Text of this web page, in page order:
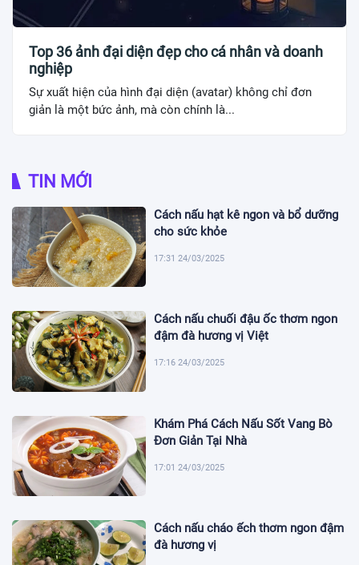
Top 36 ảnh đại diện đẹp cho cá nhân và doanh
nghiệp
Sự xuất hiện của hình đại diện (avatar) không chỉ đơn
giản là một bức ảnh, mà còn chính là...
TIN MỚI
Cách nấu hạt kê ngon và bổ dưỡng
cho sức khỏe
17:31 24/03/2025
Cách nấu chuối đậu ốc thơm ngon
đậm đà hương vị Việt
17:16 24/03/2025
Khám Phá Cách Nấu Sốt Vang Bò
Đơn Giản Tại Nhà
17:01 24/03/2025
Cách nấu cháo ếch thơm ngon đậm
đà hương vị